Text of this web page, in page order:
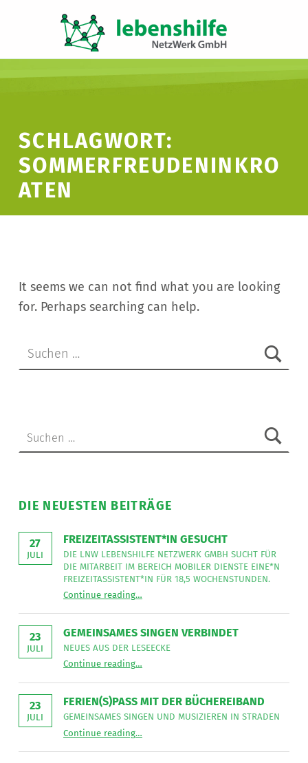
SCHLAGWORT:
SOMMERFREUDENINKRO
ATEN
It seems we can not find what you are looking
for. Perhaps searching can help.
DIE NEUESTEN BEITRÄGE
27
JULI
FREIZEITASSISTENT*IN GESUCHT
DIE LNW LEBENSHILFE NETZWERK GMBH SUCHT FÜR
DIE MITARBEIT IM BEREICH MOBILER DIENSTE EINE*N
FREIZEITASSISTENT*IN FÜR 18,5 WOCHENSTUNDEN.
Continue readingDie
Lebenshilfe
GmbH
für
die
im
Mobiler
eine*n
Freizeitassistent*in
für
…
23
JULI
GEMEINSAMES SINGEN VERBINDET
NEUES AUS DER LESEECKE
Continue readingNeues
der
”
…
23
JULI
FERIEN(S)PASS MIT DER BÜCHEREIBAND
GEMEINSAMES SINGEN UND MUSIZIEREN IN STRADEN
Continue readingGemeinsames
und
…